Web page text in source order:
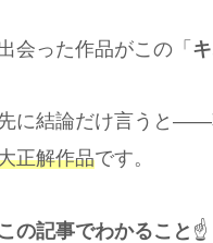
会った作品がこの「
に結論だけ言うと——
正解作品です。
この記事でわかること ☝️